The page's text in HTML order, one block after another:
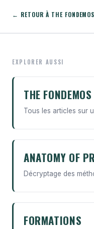
← RETOUR À THE
EXPLORER AUSSI
THE
Tous les articles sur
ANATOMY OF
Décryptage des
FORMATIONS